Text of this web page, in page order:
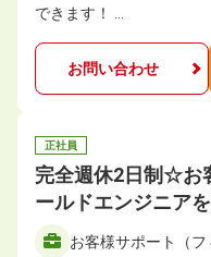
できます！ …
お問い合わせ
正社員
完全週休2日制☆お
ールドエンジニアを
お客様サポート（フ